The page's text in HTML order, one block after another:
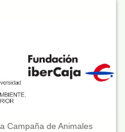
Campaña de Animales